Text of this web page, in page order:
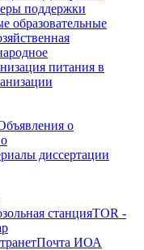
поддержки
образовательные
питания в
о
диссертации
станцияTOR -
Почта ИОА